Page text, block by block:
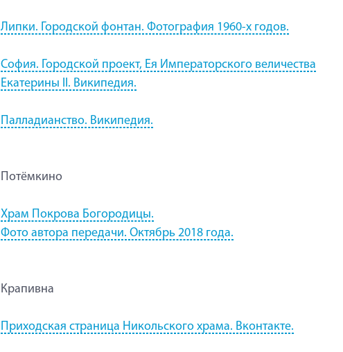
Липки. Городской фонтан. Фотография 1960-х годов.
София. Городской проект, Ея Императорского величества
Екатерины II. Википедия.
Палладианство. Википедия.
Потёмкино
Храм Покрова Богородицы.
Фото автора передачи. Октябрь 2018 года.
Крапивна
Приходская страница Никольского храма. Вконтакте.